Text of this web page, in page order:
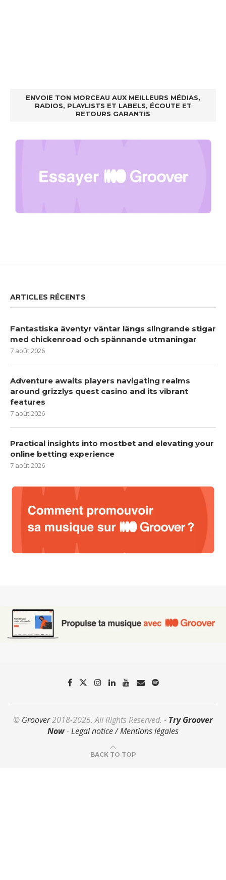
ENVOIE TON MORCEAU AUX MEILLEURS MÉDIAS,
RADIOS, PLAYLISTS ET LABELS, ÉCOUTE ET
RETOURS GARANTIS
ARTICLES RÉCENTS
Fantastiska äventyr väntar längs slingrande stigar
med chickenroad och spännande utmaningar
7 août 2026
Adventure awaits players navigating realms
around grizzlys quest casino and its vibrant
features
7 août 2026
Practical insights into mostbet and elevating your
online betting experience
7 août 2026
© Groover2018-2025. All Rights Reserved. - Try Groover
Now-Legal notice / Mentions légales
BACK TO TOP